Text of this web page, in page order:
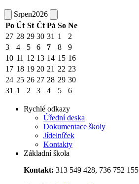
Srpen2026
Po Út St Čt Pá So Ne
27 28 29 30 31 1
2
3
4 5 6 7 8
9
10 11 12 13 14 15 16
17 18 19 20 21 22 23
24 25 26 27 28 29 30
31 1 2 3 4 5 6
Rychlé odkazy
Úřední deska
Dokumentace školy
Jídelníček
Kontakty
Základní škola
Kontakt: 313 549 428, 736 752 155